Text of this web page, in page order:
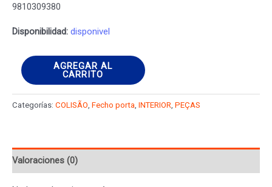
9810309380
Disponibilidad: disponivel
Fecho
porta
frente
308
AGREGAR AL
CARRITO
Categorías: COLISÃO, Fecho porta, INTERIOR, PEÇAS
Valoraciones (0)